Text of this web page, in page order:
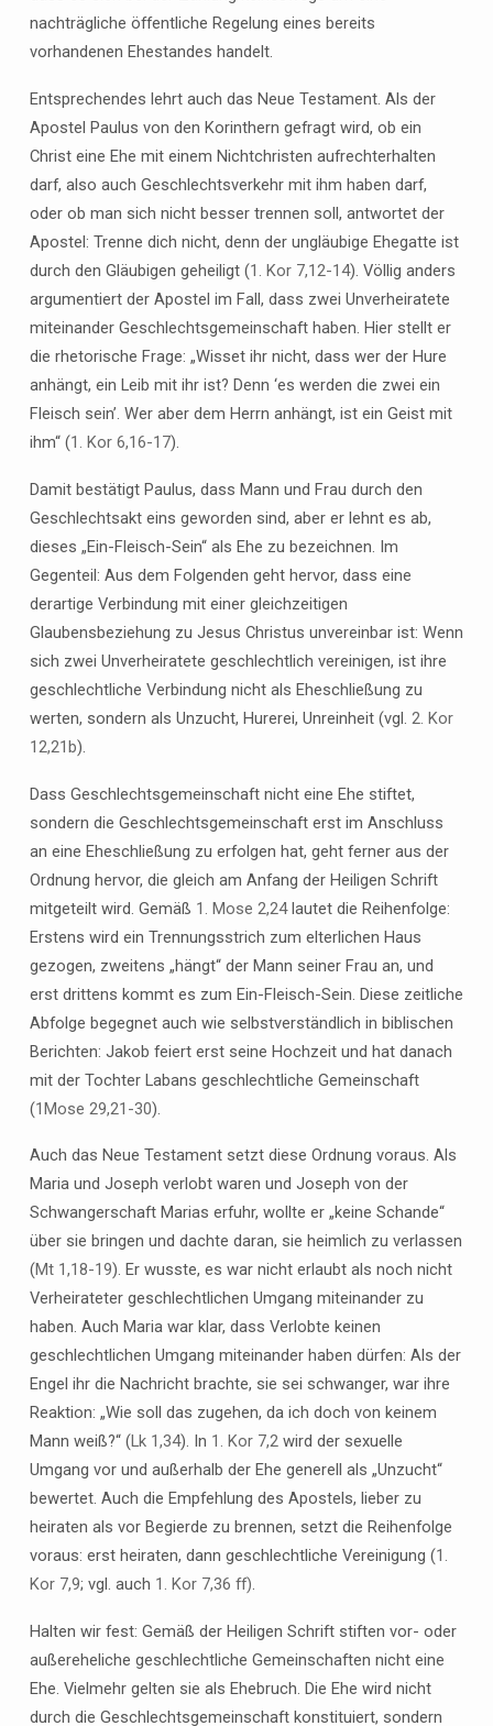
nachträgliche öffentliche Regelung eines bereits
vorhandenen Ehestandes handelt.
Entsprechendes lehrt auch das Neue Testament. Als der
Apostel Paulus von den Korinthern gefragt wird, ob ein
Christ eine Ehe mit einem Nichtchristen aufrechterhalten
darf, also auch Geschlechtsverkehr mit ihm haben darf,
oder ob man sich nicht besser trennen soll, antwortet der
Apostel: Trenne dich nicht, denn der ungläubige Ehegatte ist
durch den Gläubigen geheiligt (1. Kor 7,12-14). Völlig anders
argumentiert der Apostel im Fall, dass zwei Unverheiratete
miteinander Geschlechtsgemeinschaft haben. Hier stellt er
die rhetorische Frage: „Wisset ihr nicht, dass wer der Hure
anhängt, ein Leib mit ihr ist? Denn ‘es werden die zwei ein
Fleisch sein’. Wer aber dem Herrn anhängt, ist ein Geist mit
ihm“ (1. Kor 6,16-17).
Damit bestätigt Paulus, dass Mann und Frau durch den
Geschlechtsakt eins geworden sind, aber er lehnt es ab,
dieses „Ein-Fleisch-Sein“ als Ehe zu bezeichnen. Im
Gegenteil: Aus dem Folgenden geht hervor, dass eine
derartige Verbindung mit einer gleichzeitigen
Glaubensbeziehung zu Jesus Christus unvereinbar ist: Wenn
sich zwei Unverheiratete geschlechtlich vereinigen, ist ihre
geschlechtliche Verbindung nicht als Eheschließung zu
werten, sondern als Unzucht, Hurerei, Unreinheit (vgl. 2. Kor
12,21b).
Dass Geschlechtsgemeinschaft nicht eine Ehe stiftet,
sondern die Geschlechtsgemeinschaft erst im Anschluss
an eine Eheschließung zu erfolgen hat, geht ferner aus der
Ordnung hervor, die gleich am Anfang der Heiligen Schrift
mitgeteilt wird. Gemäß 1. Mose 2,24lautet die Reihenfolge:
Erstens wird ein Trennungsstrich zum elterlichen Haus
gezogen, zweitens „hängt“ der Mann seiner Frau an, und
erst drittens kommt es zum Ein-Fleisch-Sein. Diese zeitliche
Abfolge begegnet auch wie selbstverständlich in biblischen
Berichten: Jakob feiert erst seine Hochzeit und hat danach
mit der Tochter Labans geschlechtliche Gemeinschaft
(1Mose 29,21-30).
Auch das Neue Testament setzt diese Ordnung voraus. Als
Maria und Joseph verlobt waren und Joseph von der
Schwangerschaft Marias erfuhr, wollte er „keine Schande“
über sie bringen und dachte daran, sie heimlich zu verlassen
(Mt 1,18-19). Er wusste, es war nicht erlaubt als noch nicht
Verheirateter geschlechtlichen Umgang miteinander zu
haben. Auch Maria war klar, dass Verlobte keinen
geschlechtlichen Umgang miteinander haben dürfen: Als der
Engel ihr die Nachricht brachte, sie sei schwanger, war ihre
Reaktion: „Wie soll das zugehen, da ich doch von keinem
Mann weiß?“ (Lk 1,34). In 1. Kor 7,2wird der sexuelle
Umgang vor und außerhalb der Ehe generell als „Unzucht“
bewertet. Auch die Empfehlung des Apostels, lieber zu
heiraten als vor Begierde zu brennen, setzt die Reihenfolge
voraus: erst heiraten, dann geschlechtliche Vereinigung (1.
Kor 7,9; vgl. auch 1. Kor 7,36 ff).
Halten wir fest: Gemäß der Heiligen Schrift stiften vor- oder
außereheliche geschlechtliche Gemeinschaften nicht eine
Ehe. Vielmehr gelten sie als Ehebruch. Die Ehe wird nicht
durch die Geschlechtsgemeinschaft konstituiert, sondern